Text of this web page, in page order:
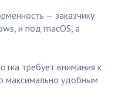
— заказчику
и под macOS, а
требует внимания к
максимально удобным